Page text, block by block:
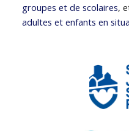
groupes et de scolaires,
adultes et enfants en